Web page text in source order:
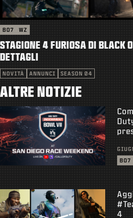
BO7 WZ
STAGIONE 4 FURIOSA DI BLACK
DETTAGLI
NOVITÀ ANNUNCI SEASON 04
ALTRE NOTIZIE
BO7
4